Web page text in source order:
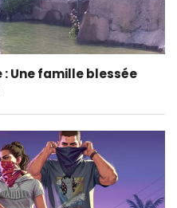
Une famille blessée